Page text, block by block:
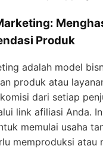
Produk
adalah model
produk atau
dari setiap
link afiliasi Anda.
memulai usaha
memproduksi atau